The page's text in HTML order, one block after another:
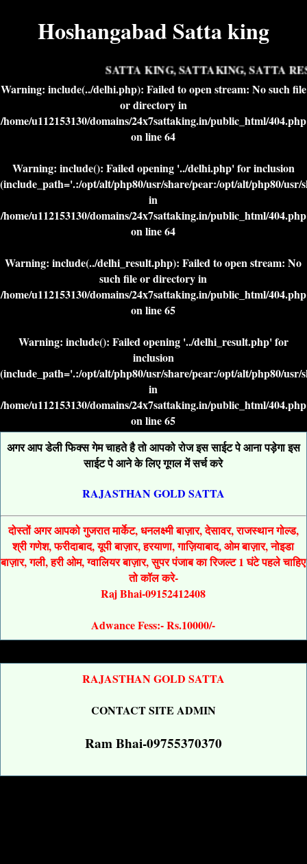
Hoshangabad Satta king
SATTA KING, SATTAKING, SATTA
Warning: include(../delhi.php): Failed to open stream: No such file
or directory in
/home/u112153130/domains/24x7sattaking.in/public_html/404.php
on line64
Warning: include(): Failed opening '../delhi.php' for inclusion
(include_path='.:/opt/alt/php80/usr/share/pear:/opt/alt/php80/
in
/home/u112153130/domains/24x7sattaking.in/public_html/404.php
on line64
Warning: include(../delhi_result.php): Failed to open stream: No
such file or directory in
/home/u112153130/domains/24x7sattaking.in/public_html/404.php
on line65
Warning: include(): Failed opening '../delhi_result.php' for
inclusion
(include_path='.:/opt/alt/php80/usr/share/pear:/opt/alt/php80/
in
/home/u112153130/domains/24x7sattaking.in/public_html/404.php
on line65
अगर आप डेली फिक्स गेम चाहते है तो आपको रोज इस साईट पे आना पड़ेगा इस
साईट पे आने के लिए गूगल में सर्च करे
RAJASTHAN GOLD SATTA
दोस्तों अगर आपको गुजरात मार्केट, धनलक्ष्मी बाज़ार, देसावर, राजस्थान गोल्ड,
श्री गणेश, फरीदाबाद, यूपी बाज़ार, हरयाणा, गाज़ियाबाद, ओम बाज़ार, नोइडा
बाज़ार, गली, हरी ओम, ग्वालियर बाज़ार, सुपर पंजाब का रिजल्ट 1 घंटे पहले चाहिए
तो कॉल करे-
Raj Bhai-09152412408
Adwance Fess:- Rs.10000/-
RAJASTHAN GOLD SATTA
CONTACT SITE ADMIN
Ram Bhai-09755370370